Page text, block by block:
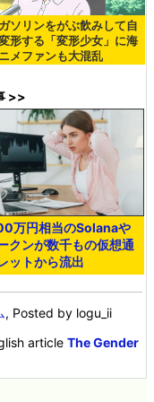
ソリンをがぶ飲みして自
形する「変形少女」に海
メファンも大混乱
>>
万円相当のSolanaや
クンが数千もの仮想通
ットから流出
, Posted by logu_ii
articleThe Gender